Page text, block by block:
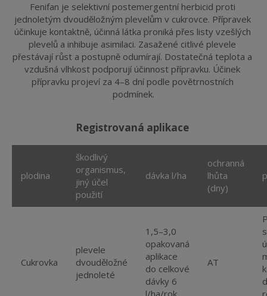
Fenifan je selektivní postemergentní herbicid proti
jednoletým dvouděložným plevelům v cukrovce. Přípravek
účinkuje kontaktně, účinná látka proniká přes listy vzešlých
plevelů a inhibuje asimilaci. Zasažené citlivé plevele
přestávají růst a postupně odumírají. Dostatečná teplota a
vzdušná vlhkost podporují účinnost přípravku. Účinek
přípravku projeví za 4–8 dní podle povětrnostních
podmínek.
registrovaná aplikace
plodina
škodlivý
organismus,
jiný účel
použití
dávka l/ha
ochranná
lhůta
(dny)
Cukrovka
plevele
dvouděložné
jednoleté
1,5–3,0
opakovaná
aplikace
do celkové
dávky 6
l/ha/rok
AT